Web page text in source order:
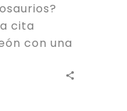
cita
con una